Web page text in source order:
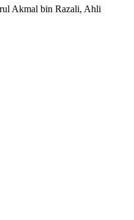
Akmal bin Razali, Ahli